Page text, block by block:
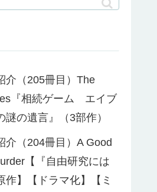
介（205冊目）The
『相続ゲーム エイブ
謎の遺言』（3部作）
介（204冊目）A Good
【『自由研究には
作】【ドラマ化】【ミ